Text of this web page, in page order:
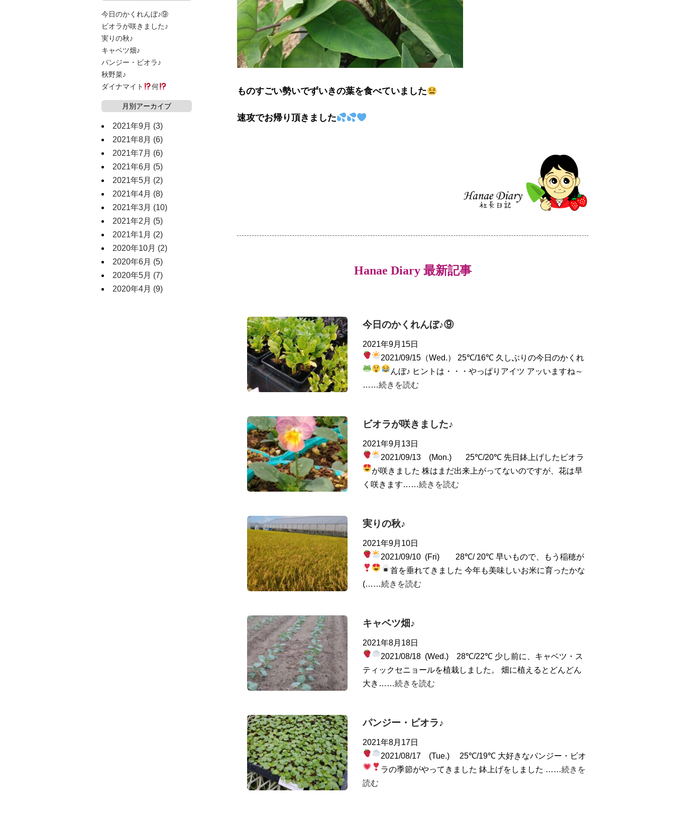
ものすごい勢いでずいきの葉を食べていました
速攻でお帰り頂きました
Hanae Diary 最新記事
今日のかくれんぼ♪⑨
2021年9月15日
2021/09/15（Wed.）
25℃/16℃ 久しぶりの今日のかくれ
んぼ♪ ヒントは・・・やっぱりアイツ アッいますね～
……続きを読む
ビオラが咲きました♪
2021年9月13日
2021/09/13 (Mon.)
25℃/20℃ 先日鉢上げしたビオラ
が咲きました 株はまだ出来上がってないのですが、花は早
く咲きます……続きを読む
実りの秋♪
2021年9月10日
2021/09/10 (Fri)
28℃/ 20℃ 早いもので、もう稲穂が
首を垂れてきました 今年も美味しいお米に育ったかな
(……続きを読む
キャベツ畑♪
2021年8月18日
2021/08/18 (Wed.) 28℃/22℃ 少し前に、キャベツ・ス
ティックセニョールを植栽しました。 畑に植えるとどんどん
大き……続きを読む
パンジー・ビオラ♪
2021年8月17日
2021/08/17 (Tue.)
25℃/19℃ 大好きなパンジー・ビオ
ラの季節がやってきました 鉢上げをしました ……続きを
読む
今日のかくれんぼ♪⑨
ビオラが咲きました♪
実りの秋♪
キャベツ畑♪
パンジー・ビオラ♪
秋野菜♪
ダイナマイト
何
月別アーカイブ
2021年9月 (3)
2021年8月 (6)
2021年7月 (6)
2021年6月 (5)
2021年5月 (2)
2021年4月 (8)
2021年3月 (10)
2021年2月 (5)
2021年1月 (2)
2020年10月 (2)
2020年6月 (5)
2020年5月 (7)
2020年4月 (9)